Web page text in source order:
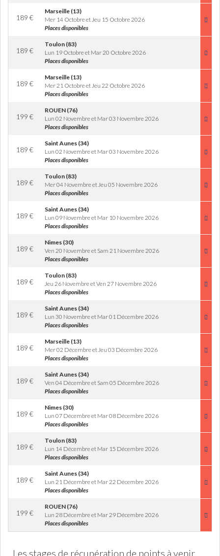
189 €
Marseille (13)
Mer 14 Octobre et Jeu 15 Octobre 2026
Places disponibles
189 €
Toulon (83)
Lun 19 Octobre et Mar 20 Octobre 2026
Places disponibles
189 €
Marseille (13)
Mer 21 Octobre et Jeu 22 Octobre 2026
Places disponibles
199 €
ROUEN (76)
Lun 02 Novembre et Mar 03 Novembre 2026
Places disponibles
189 €
Saint Aunes (34)
Lun 02 Novembre et Mar 03 Novembre 2026
Places disponibles
189 €
Toulon (83)
Mer 04 Novembre et Jeu 05 Novembre 2026
Places disponibles
189 €
Saint Aunes (34)
Lun 09 Novembre et Mar 10 Novembre 2026
Places disponibles
189 €
Nimes (30)
Ven 20 Novembre et Sam 21 Novembre 2026
Places disponibles
189 €
Toulon (83)
Jeu 26 Novembre et Ven 27 Novembre 2026
Places disponibles
189 €
Saint Aunes (34)
Lun 30 Novembre et Mar 01 Décembre 2026
Places disponibles
189 €
Marseille (13)
Mer 02 Décembre et Jeu 03 Décembre 2026
Places disponibles
189 €
Saint Aunes (34)
Ven 04 Décembre et Sam 05 Décembre 2026
Places disponibles
189 €
Nimes (30)
Lun 07 Décembre et Mar 08 Décembre 2026
Places disponibles
189 €
Toulon (83)
Lun 14 Décembre et Mar 15 Décembre 2026
Places disponibles
189 €
Saint Aunes (34)
Lun 21 Décembre et Mar 22 Décembre 2026
Places disponibles
199 €
ROUEN (76)
Lun 28 Décembre et Mar 29 Décembre 2026
Places disponibles
Les stages de récupération de points à venir